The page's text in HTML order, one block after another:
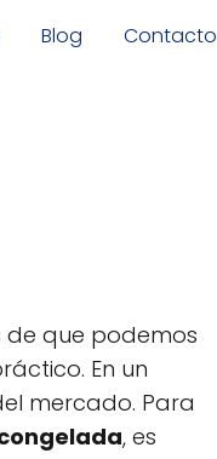
Blog Contacto
de que podemos
En un
mercado. Para
, es